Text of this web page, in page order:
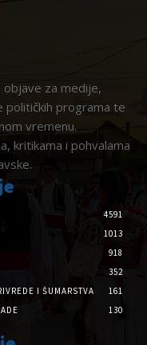
za medije,
programa te
vremenu.
kritikama i pohvalama
4591
1013
918
352
I ŠUMARSTVA
161
130